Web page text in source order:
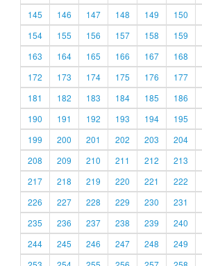
145
146 147 148 149 150
154
155 156 157 158 159
163
164 165 166 167 168
172
173 174 175 176 177
181
182 183 184 185 186
190
191 192 193 194 195
199
200 201 202 203 204
208
209 210 211 212 213
217
218 219 220 221 222
226
227 228 229 230 231
235
236 237 238 239 240
244
245 246 247 248 249